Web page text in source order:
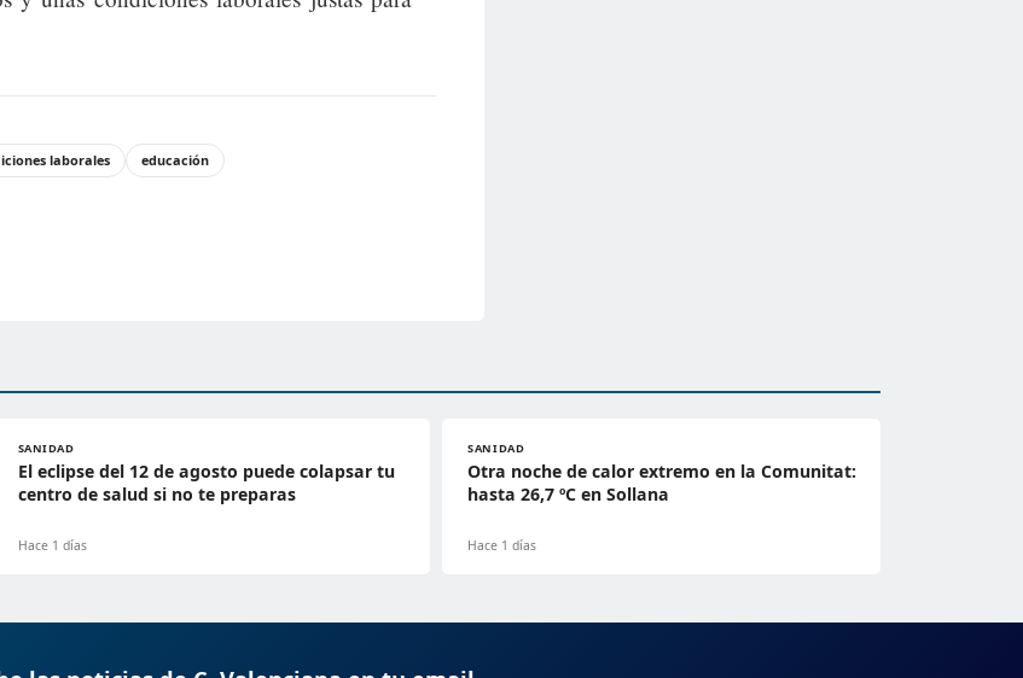
laborales educación
SANIDAD
El eclipse del 12 de agosto puede colapsar tu
centro de salud si no te preparas
Hace 1 días
SANIDAD
Otra noche de calor extremo en la Comunitat:
hasta 26,7 ºC en Sollana
Hace 1 días